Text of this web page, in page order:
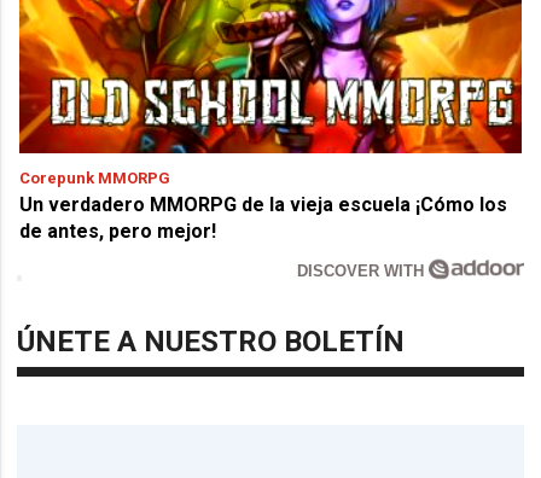
Corepunk MMORPG
Un verdadero MMORPG de la vieja escuela ¡Cómo los
de antes, pero mejor!
DISCOVER WITH
ÚNETE A NUESTRO BOLETÍN